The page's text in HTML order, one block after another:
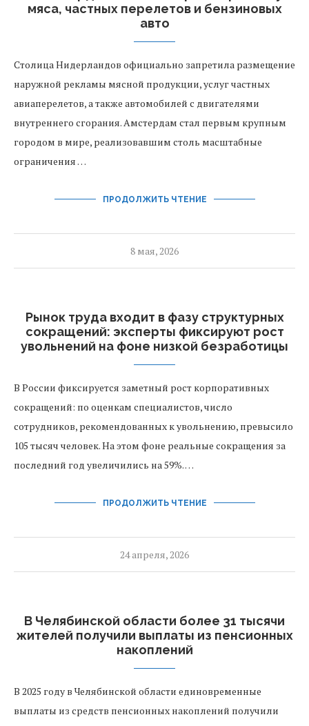
мяса, частных перелетов и бензиновых
авто
Столица Нидерландов официально запретила размещение
наружной рекламы мясной продукции, услуг частных
авиаперелетов, а также автомобилей с двигателями
внутреннего сгорания. Амстердам стал первым крупным
городом в мире, реализовавшим столь масштабные
ограничения …
ПРОДОЛЖИТЬ ЧТЕНИЕ
8 мая, 2026
Рынок труда входит в фазу структурных
сокращений: эксперты фиксируют рост
увольнений на фоне низкой безработицы
В России фиксируется заметный рост корпоративных
сокращений: по оценкам специалистов, число
сотрудников, рекомендованных к увольнению, превысило
105 тысяч человек. На этом фоне реальные сокращения за
последний год увеличились на 59%. …
ПРОДОЛЖИТЬ ЧТЕНИЕ
24 апреля, 2026
В Челябинской области более 31 тысячи
жителей получили выплаты из пенсионных
накоплений
В 2025 году в Челябинской области единовременные
выплаты из средств пенсионных накоплений получили